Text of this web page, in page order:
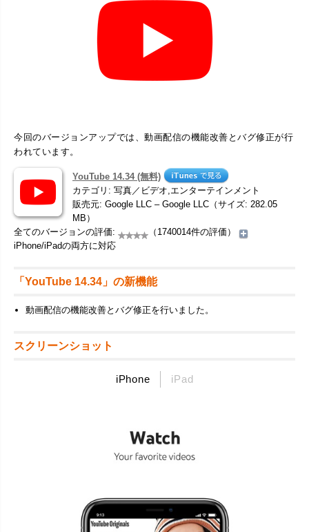
今回のバージョンアップでは、動画配信の機能改善とバグ修正が行
われています。
YouTube 14.34 (無料)
カテゴリ: 写真／ビデオ,エンターテインメント
販売元: Google LLC – Google LLC（サイズ: 282.05
MB）
全てのバージョンの評価:
（1740014件の評価）
iPhone/iPadの両方に対応
「YouTube 14.34」の新機能
動画配信の機能改善とバグ修正を行いました。
スクリーンショット
iPhone iPad